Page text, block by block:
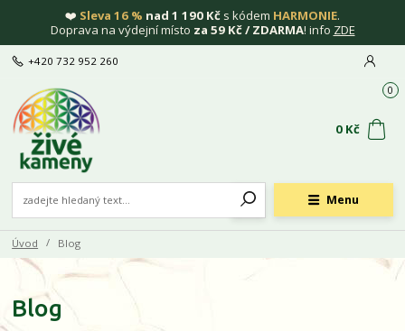
❤️ Sleva 16 % nad 1 190 Kč s kódem HARMONIE.
Doprava na výdejní místo za 59 Kč / ZDARMA! info ZDE
Menu
+420 732 952 260
0
0 Kč
Úvod Blog
Blog